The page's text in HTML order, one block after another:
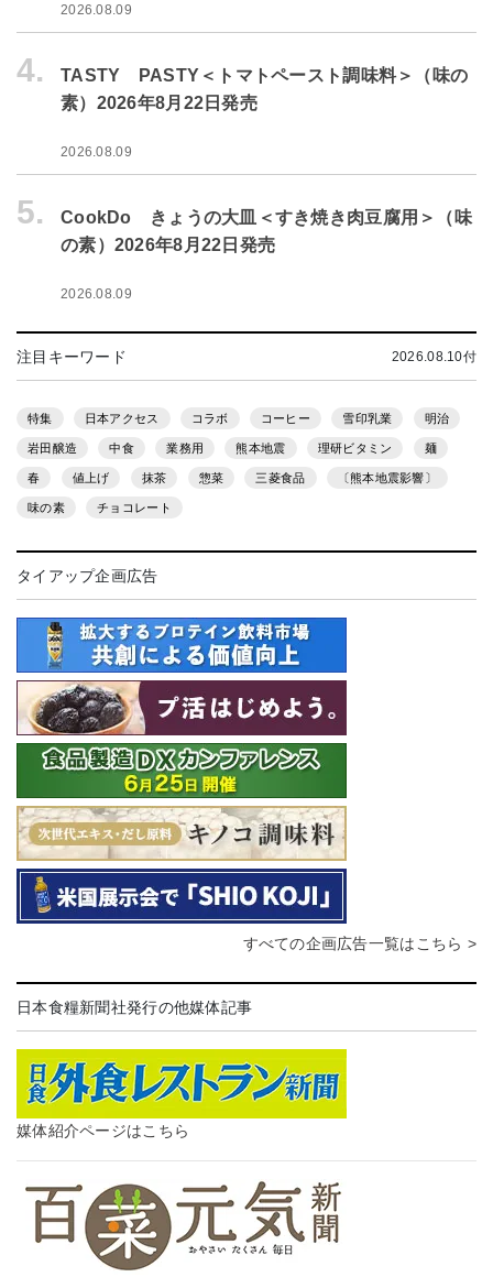
2026.08.09
4.
TASTY PASTY＜トマトペースト調味料＞（味の
素）2026年8月22日発売
2026.08.09
5.
CookDo きょうの大皿＜すき焼き肉豆腐用＞（味
の素）2026年8月22日発売
2026.08.09
注目キーワード 2026.08.10付
特集 日本アクセス コラボ コーヒー 雪印乳業 明治
岩田醸造 中食 業務用 熊本地震 理研ビタミン 麺
春 値上げ 抹茶 惣菜 三菱食品 〔熊本地震影響〕
味の素 チョコレート
タイアップ企画広告
すべての企画広告一覧はこちら >
日本食糧新聞社発行の他媒体記事
媒体紹介ページはこちら